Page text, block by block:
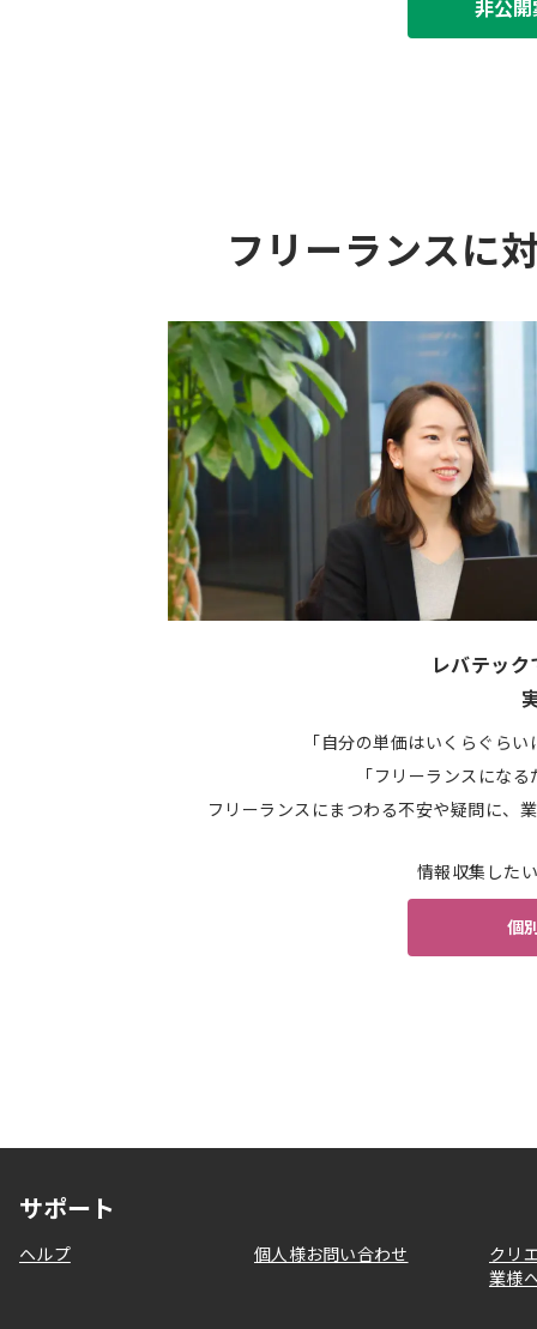
非公
フリーランスに
レバテッ
「自分の単価はいくらぐら
「フリーランスにな
フリーランスにまつわる不安や疑問に、
情報収集した
個
サポート
ヘルプ 個人様お問い合わせ
クリ
業様